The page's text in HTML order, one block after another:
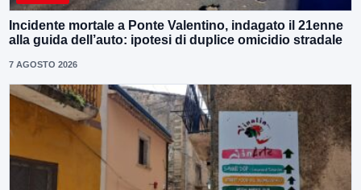
Incidente mortale a Ponte Valentino, indagato il 21enne
alla guida dell’auto: ipotesi di duplice omicidio stradale
7 AGOSTO 2026